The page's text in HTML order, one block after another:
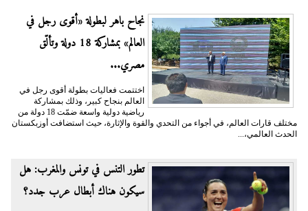
نجاح باهر لبطولة «أقوى رجل في
العالم» بمشاركة 18 دولة وتألّق
مصري...
اختتمت فعاليات بطولة أقوى رجل في
العالم بنجاح كبير، وذلك بمشاركة
رياضية دولية واسعة ضمّت 18 دولة من
مختلف قارات العالم، في أجواء من التحدي والقوة والإثارة، حيث استضافت أوزبكستان
الحدث العالمي،...
تطور التنس في تونس والمغرب: هل
سيكون هناك أبطال عرب جدد؟